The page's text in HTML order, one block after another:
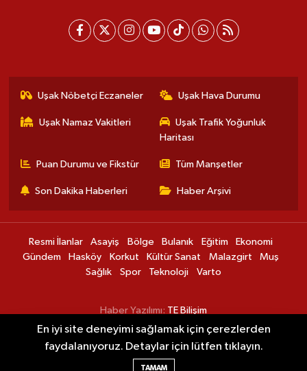
Uşak Nöbetçi Eczaneler Uşak Hava Durumu
Uşak Namaz Vakitleri
Uşak Trafik Yoğunluk
Haritası
Puan Durumu ve Fikstür Tüm Manşetler
Son Dakika Haberleri Haber Arşivi
Resmi İlanlar Asayiş Bölge Bulanık Eğitim
Ekonomi
Gündem
Hasköy Korkut Kültür Sanat Malazgirt
Muş
Sağlık
Spor Teknoloji Varto
Haber Yazılımı: TE Bilişim
En iyi site deneyimi sağlamak için çerezlerden
faydalanıyoruz. Detaylar için lütfen tıklayın.
TAMAM
Muş Ovası'nda karpuz hasadı başladı